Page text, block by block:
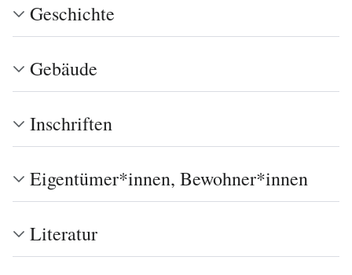
Geschichte
Gebäude
Inschriften
Eigentümer*innen, Bewohner*innen
Literatur